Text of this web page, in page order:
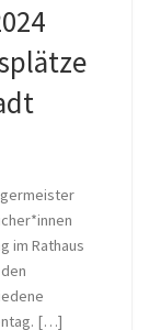
im Rathaus
[…]